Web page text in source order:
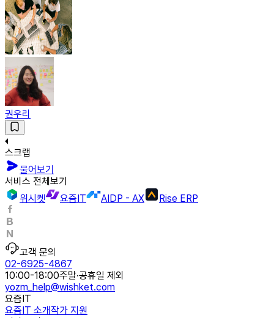
권우리
스크랩
물어보기
서비스 전체보기
위시켓
요즘IT AIDP - AX Rise ERP
고객 문의
02-6925-4867
10:00-18:00주말·공휴일 제외
yozm_help@wishket.com
요즘IT
요즘IT 소개작가 지원